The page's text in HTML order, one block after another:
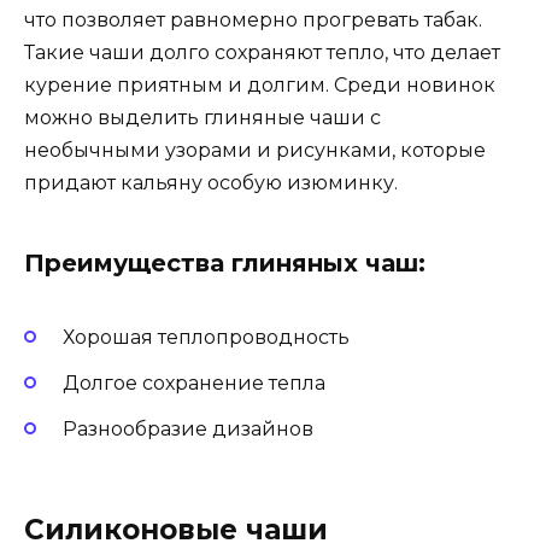
что позволяет равномерно прогревать табак.
Такие чаши долго сохраняют тепло, что делает
курение приятным и долгим. Среди новинок
можно выделить глиняные чаши с
необычными узорами и рисунками, которые
придают кальяну особую изюминку.
Преимущества глиняных чаш:
Хорошая теплопроводность
Долгое сохранение тепла
Разнообразие дизайнов
Силиконовые чаши